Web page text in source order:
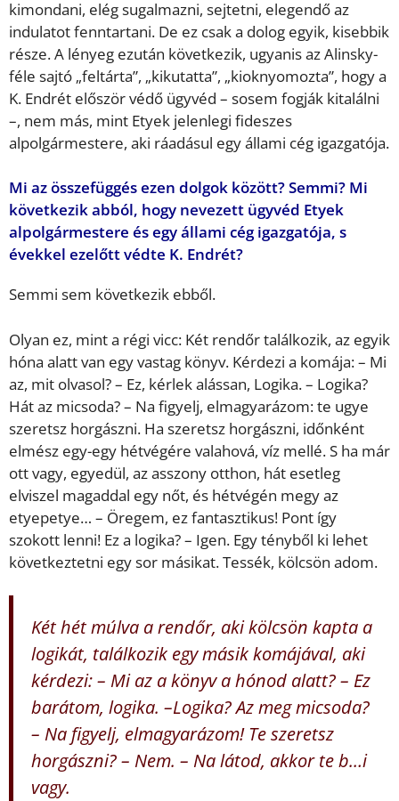
kimondani, elég sugalmazni, sejtetni, elegendő az
indulatot fenntartani. De ez csak a dolog egyik, kisebbik
része. A lényeg ezután következik, ugyanis az Alinsky-
féle sajtó „feltárta”, „kikutatta”, „kioknyomozta”, hogy a
K. Endrét először védő ügyvéd – sosem fogják kitalálni
–, nem más, mint Etyek jelenlegi fideszes
alpolgármestere, aki ráadásul egy állami cég igazgatója.
Mi az összefüggés ezen dolgok között? Semmi? Mi
következik abból, hogy nevezett ügyvéd Etyek
alpolgármestere és egy állami cég igazgatója, s
évekkel ezelőtt védte K. Endrét?
Semmi sem következik ebből.
Olyan ez, mint a régi vicc: Két rendőr találkozik, az egyik
hóna alatt van egy vastag könyv. Kérdezi a komája: – Mi
az, mit olvasol? – Ez, kérlek alássan, Logika. – Logika?
Hát az micsoda? – Na figyelj, elmagyarázom: te ugye
szeretsz horgászni. Ha szeretsz horgászni, időnként
elmész egy-egy hétvégére valahová, víz mellé. S ha már
ott vagy, egyedül, az asszony otthon, hát esetleg
elviszel magaddal egy nőt, és hétvégén megy az
etyepetye… – Öregem, ez fantasztikus! Pont így
szokott lenni! Ez a logika? – Igen. Egy tényből ki lehet
következtetni egy sor másikat. Tessék, kölcsön adom.
Két hét múlva a rendőr, aki kölcsön kapta a
logikát, találkozik egy másik komájával, aki
kérdezi: – Mi az a könyv a hónod alatt? – Ez
barátom, logika. –Logika? Az meg micsoda?
– Na figyelj, elmagyarázom! Te szeretsz
horgászni? – Nem. – Na látod, akkor te b…i
vagy.